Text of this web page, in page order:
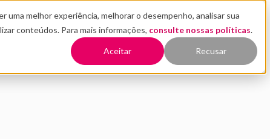
uma melhor experiência, melhorar o desempenho, analisar sua
conteúdos. Para mais informações, consulte nossas políticas.
Aceitar Recusar
SUA EMPRESA CONTEÚDO QUEM SOMOS